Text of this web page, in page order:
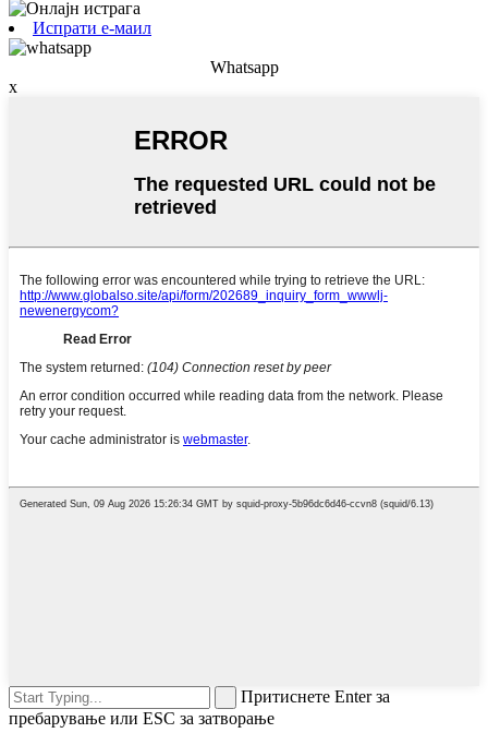
Испрати е-маил
Whatsapp
x
Притиснете Enter за
пребарување или ESC за затворање